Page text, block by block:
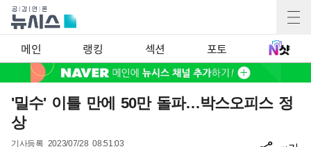
메인 랭킹 섹션 포토
'밀수' 이틀 만에 50만 돌파…박스오피스 정
상
기사등록 2023/07/28 08:51:03